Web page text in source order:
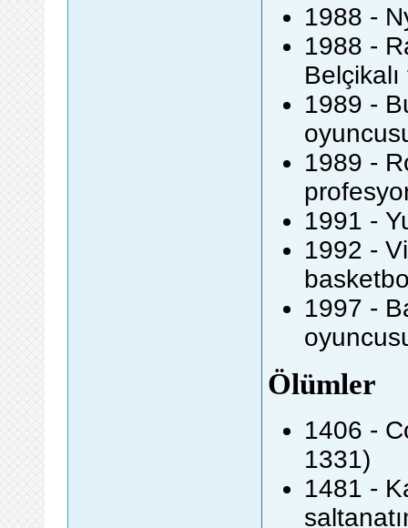
1988 -
1988 -
1989 -
1989 -
1991 -
1992 -
1997 -
Ölümler
1406 -
1331)
1481 -